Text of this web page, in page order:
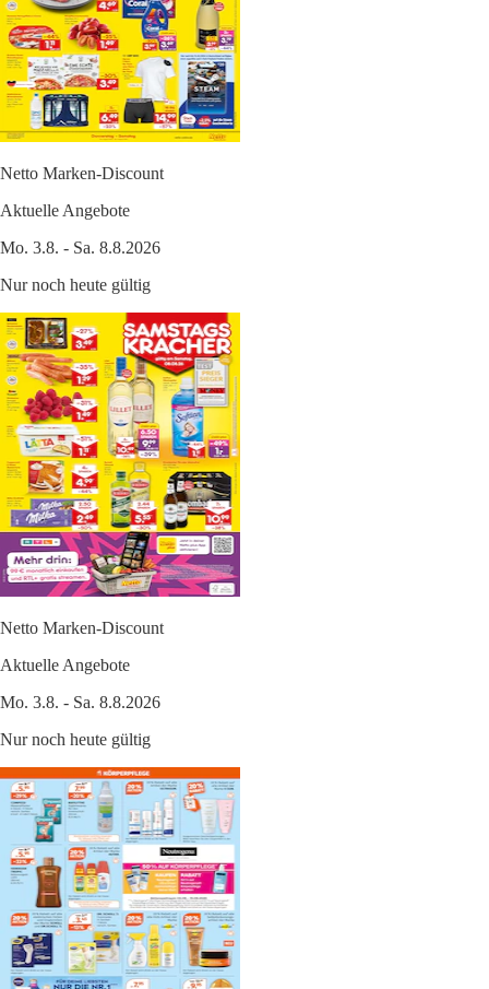
Netto Marken-Discount
Aktuelle Angebote
Mo. 3.8. - Sa. 8.8.2026
Nur noch heute gültig
Netto Marken-Discount
Aktuelle Angebote
Mo. 3.8. - Sa. 8.8.2026
Nur noch heute gültig